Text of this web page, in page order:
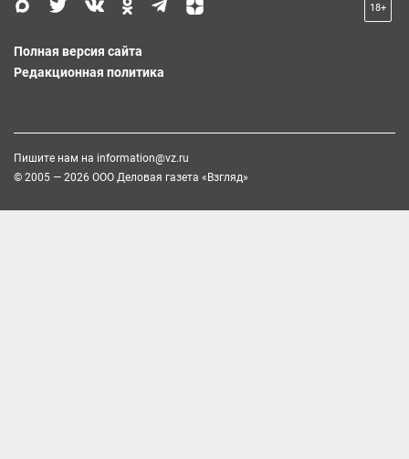
18+
Полная версия сайта
Редакционная политика
Пишите нам на information@vz.ru
© 2005 — 2026 ООО Деловая газета «Взгляд»